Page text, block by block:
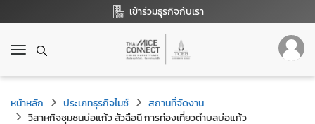
เข้าร่วมธุรกิจกับเรา
T
g
g
l
หน้าหลัก ประเภทธุรกิจไมซ์
สถานที่จัดงาน
วิสาหกิจชุมชนบ่อแก้ว ลัวฉือนี การท่องเที่ยวตำบลบ่อแก้ว